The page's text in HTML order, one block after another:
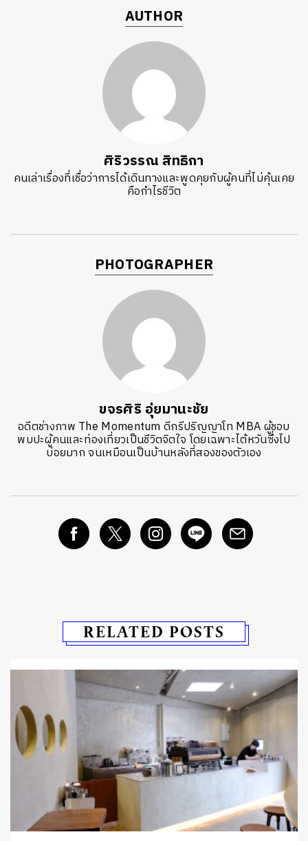
AUTHOR
ศิริวรรณ สิทธิกา
คนเล่าเรื่องที่เชื่อว่าการได้เดินทางและพูดคุยกับผู้คนที่ไม่คุ้นเคย
คือกำไรชีวิต
PHOTOGRAPHER
ขจรศิริ อุ่ยมานะชัย
อดีตช่างภาพ The Momentum ดีกรีปริญญาโท MBA ผู้ชอบ
พบปะผู้คนและท่องเที่ยวเป็นชีวิตจิตใจ โดยเฉพาะไต้หวันซึ่งไป
บ่อยมาก จนเหมือนเป็นบ้านหลังที่สองของตัวเอง
RELATED POSTS